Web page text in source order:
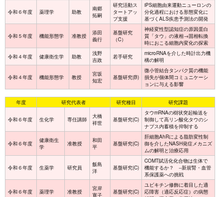
令和６年度 薬理学 助教
南郷
拓嗣
研究活動ス
タートアッ
プ支援
iPS細胞由来運動ニューロンの
分化過程における形態変化に
基づくALS疾患予測法の開発
令和５年度 機能形態学 准教授
添田
義行
基盤研究
（C）
神経変性型認知症の原因蛋白
質「タウ」の液相→固相転換
時におこる細胞内変化の探索
令和４年度
健康衛生学 助教
浅野
吉政
若手研究
microRNAを介した時計出力機
構の解明
令和４年度 機能形態学 教授
宮坂
知宏
基盤研究(B)
微小管結合タンパク質の機能
損失が個体間コミュニケーシ
ョンに与える影響
年度 研究代表者 研究種目 研究課題
令和６年度 生化学 専任講師
大橋
祥世
基盤研究(C)
タウmRNAの樹状突起輸送を
制御して高リン酸化タウのシ
ナプス内蓄積を抑制する
令和６年度
健康衛生
学
准教授
和田
平
基盤研究(C)
肝細胞AhRによる脂肪変性制
御を介したNASH発症メカニズ
ムの解明と治療応用
令和６年度 生薬学 研究員
飯島
洋
基盤研究(C)
COMT賦活化化合物は生体で
機能するか？ --新規腎・血管
系保護薬への挑戦
令和６年度 薬理学 准教授
宮岸
寛子
基盤研究(C)
ユビキチン修飾に着目した適
応障害（適応反応症）の病態